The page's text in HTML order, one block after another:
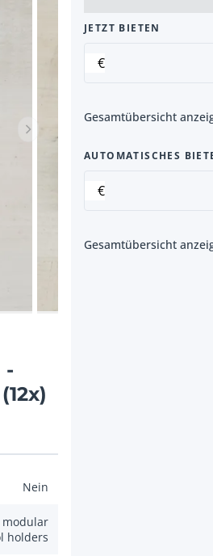
Nächster Artikel
-
JETZT BIETEN
€
Gesamtübersicht
AUTOMATISCHES
€
Gesamtübersicht
Nein
modular
holders